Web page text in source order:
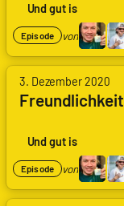
Und gut is
Episode von
3. Dezember 2020
Freundlichkeit
Und gut is
Episode von